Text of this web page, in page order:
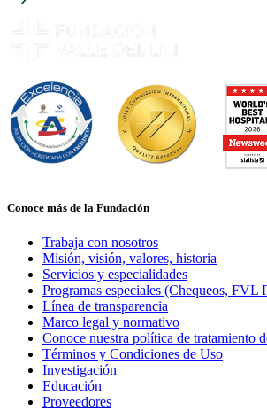
Conoce más de la Fundación
Trabaja con nosotros
Misión, visión, valores, historia
Servicios y especialidades
Programas especiales (Chequeos, FVL
Línea de transparencia
Marco legal y normativo
Conoce nuestra política de tratamiento
Términos y Condiciones de Uso
Investigación
Educación
Proveedores